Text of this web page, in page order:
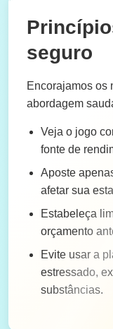
seguro
Encorajamos os
abordagem
Veja o jogo
fonte de
Aposte
afetar sua
Estabeleça
orçamento
Evite usar a
estressado,
substâncias.